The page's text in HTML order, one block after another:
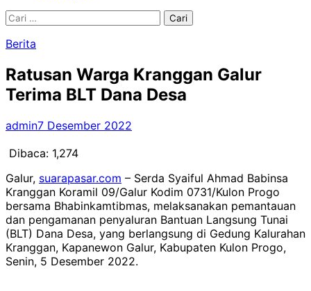
Cari
Berita
Ratusan Warga Kranggan Galur
Terima BLT Dana Desa
admin7 Desember 2022
Dibaca: 1,274
Galur, suarapasar.com – Serda Syaiful Ahmad Babinsa
Kranggan Koramil 09/Galur Kodim 0731/Kulon Progo
bersama Bhabinkamtibmas, melaksanakan pemantauan
dan pengamanan penyaluran Bantuan Langsung Tunai
(BLT) Dana Desa, yang berlangsung di Gedung Kalurahan
Kranggan, Kapanewon Galur, Kabupaten Kulon Progo,
Senin, 5 Desember 2022.